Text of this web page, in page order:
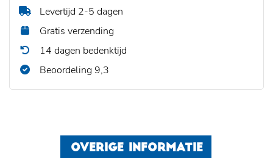
Levertijd 2-5 dagen
Gratis verzending
14 dagen bedenktijd
Beoordeling 9,3
OVERIGE INFORMATIE